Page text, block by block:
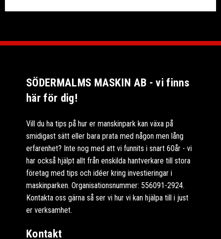
SÖDERMALMS MASKIN AB - vi finns
här för dig!
Vill du ha tips på hur er manskinpark kan växa på
smidigast sätt eller bara prata med någon men lång
erfarenhet? Inte nog med att vi funnits i snart 60år - vi
har också hjälpt allt från enskilda hantverkare till stora
företag med tips och idéer kring investieringar i
maskinparken. Organisationsnummer: 556091-2924.
Kontakta oss gärna så ser vi hur vi kan hjälpa till i just
er verksamhet.
Kontakt